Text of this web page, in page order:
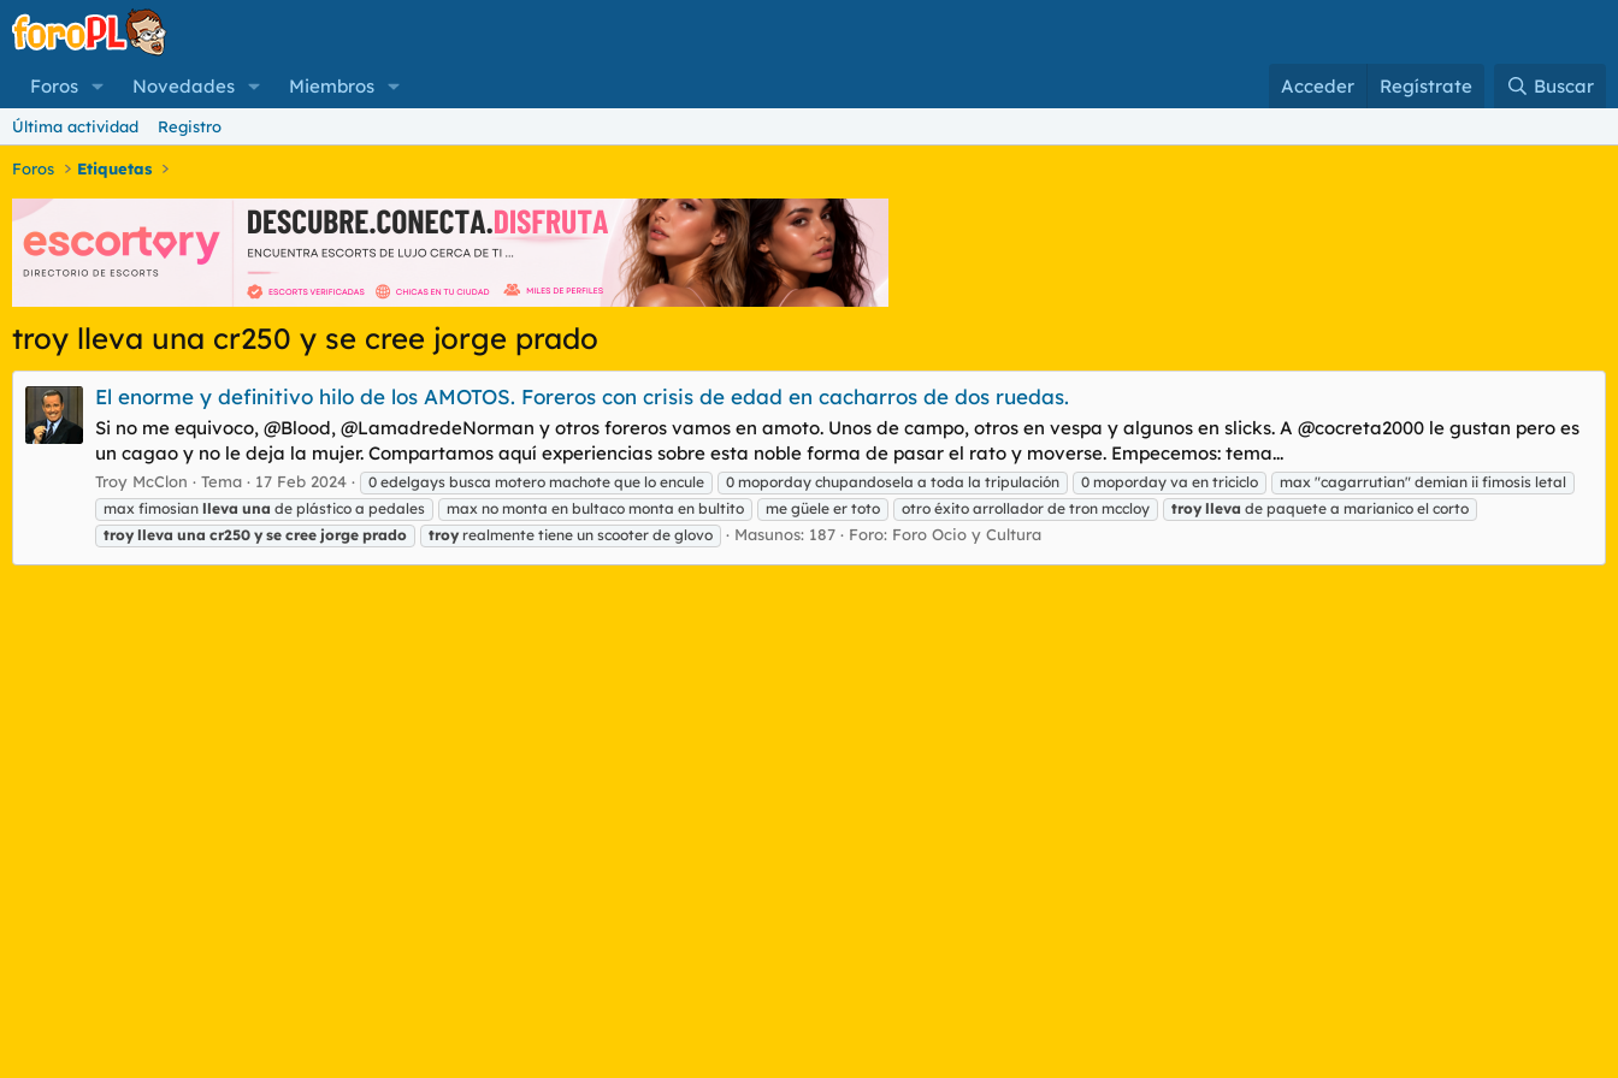
Foros Novedades Miembros Acceder Regístrate Buscar
Última actividad Registro
Foros Etiquetas
troy lleva una cr250 y se cree jorge prado
El enorme y definitivo hilo de los AMOTOS. Foreros con crisis de edad en cacharros de dos ruedas.
Si no me equivoco, @Blood, @LamadredeNorman y otros foreros vamos en amoto. Unos de campo, otros en vespa y algunos en slicks. A @cocreta2000 le gustan pero es
un cagao y no le deja la mujer. Compartamos aquí experiencias sobre esta noble forma de pasar el rato y moverse. Empecemos: tema...
Troy McClon Tema 17 Feb 2024 0 edelgays busca motero machote que lo encule 0 moporday chupandosela a toda la tripulación 0 moporday va en triciclo
max "cagarrutian" demian ii fimosis letal
max fimosian lleva una de plástico a pedales max no monta en bultaco monta en bultito me güele er toto otro éxito arrollador de tron mccloy troy lleva de paquete a marianico el corto
troy lleva una cr250 y se cree jorge prado troy realmente tiene un scooter de glovo Masunos: 187 Foro: Foro Ocio y Cultura